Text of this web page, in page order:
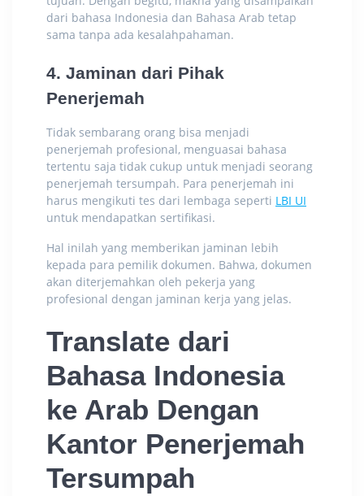
dari bahasa Indonesia dan Bahasa Arab tetap
sama tanpa ada kesalahpahaman.
4. Jaminan dari Pihak
Penerjemah
Tidak sembarang orang bisa menjadi
penerjemah profesional, menguasai bahasa
tertentu saja tidak cukup untuk menjadi seorang
penerjemah tersumpah. Para penerjemah ini
harus mengikuti tes dari lembaga seperti LBI UI
untuk mendapatkan sertifikasi.
Hal inilah yang memberikan jaminan lebih
kepada para pemilik dokumen. Bahwa, dokumen
akan diterjemahkan oleh pekerja yang
profesional dengan jaminan kerja yang jelas.
Translate dari
Bahasa Indonesia
ke Arab Dengan
Kantor Penerjemah
Tersumpah